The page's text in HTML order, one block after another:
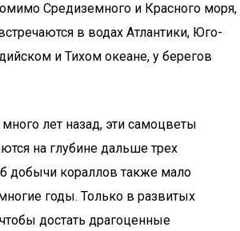
Средиземного и Красного моря,
в водах Атлантики, Юго-
и Тихом океане, у берегов
лет назад, эти самоцветы
на глубине дальше трех
добычи кораллов также мало
годы. Только в развитых
достать драгоценные